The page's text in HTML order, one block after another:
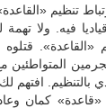
تنظيم
قياديا فيه. ولا
«القاعدة».
المتواطئين
بالتنظيم. افتهم
كمان